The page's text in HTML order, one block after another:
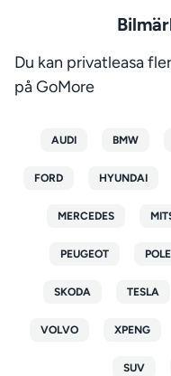
Du kan privatleasa
på GoMore
AUDI BMW
FORD HYUNDAI
MERCEDES
PEUGEOT
SKODA TESLA
VOLVO XPENG
SUV